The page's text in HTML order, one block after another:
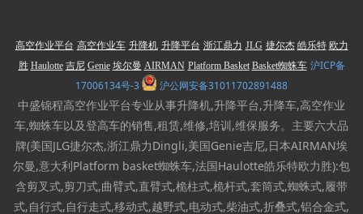
高空作业平台 高空作业车 升降机 升降平台 浙江鼎力 JLG 捷尔杰 皓乐特 欧力
胜 Haulotte 吉尼 Genie 埃尔曼 AIRMAN Platform Basket Basket蜘蛛车 沪ICP备
17006134号-3
沪公网安备31011702891488
中盛锦程高空作业平台专业从事升降机,升降平台,升降车,高空作业
车,蜘蛛车以及登高车的销售,租赁,维修,培训,维保服务。主要六大品
牌(美国JLG捷尔杰,浙江鼎力Dingli,美国Genie吉尼,日本AIRMAN埃
尔曼,意大利Platform basket蜘蛛车,法国Haulotte皓乐特欧力胜):包
含剪叉式,剪刀式,曲臂式,直臂式,桅柱式,桅杆式,套筒式,蜘蛛式,履带
式,自行式,自行走式,移动式,越野式,电动式,柴油式,折叠式,铝合金式,